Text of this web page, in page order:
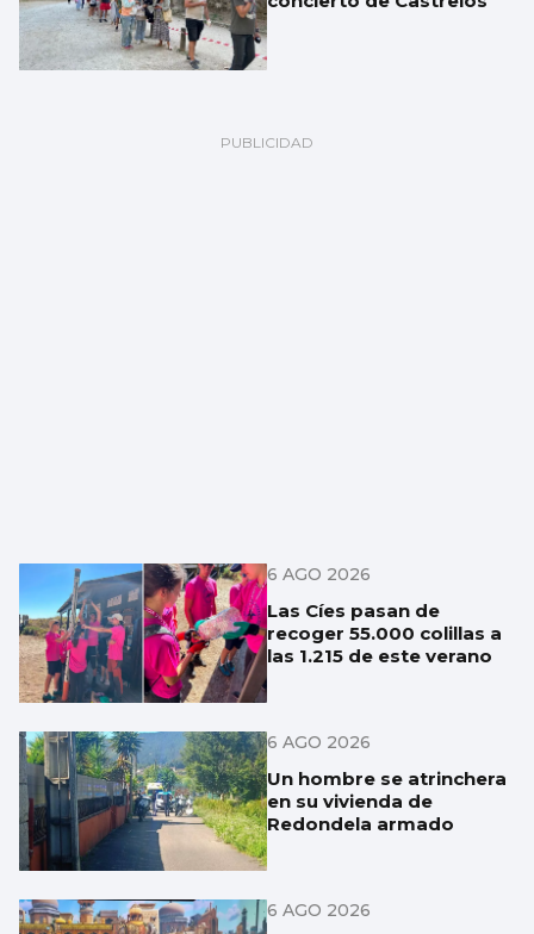
6 AGO 2026
Las Cíes pasan de
recoger 55.000 colillas a
las 1.215 de este verano
6 AGO 2026
Un hombre se atrinchera
en su vivienda de
Redondela armado
6 AGO 2026